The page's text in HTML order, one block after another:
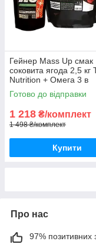
Гейнер Mass Up смак
соковита ягода 2,5 кг
Nutrition + Омега 3 в
подарунок
Готово до відправки
1 218 ₴/комплект
1 498 ₴/комплект
Купити
Про нас
97% позитивних з